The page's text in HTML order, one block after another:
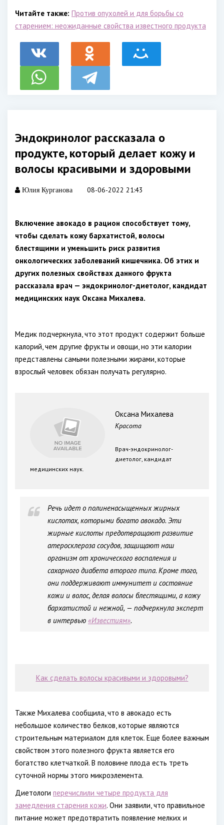
Читайте также: Против опухолей и для борьбы со
старением: неожиданные свойства известного продукта
Эндокринолог рассказала о
продукте, который делает кожу и
волосы красивыми и здоровыми
Юлия Курганова 08-06-2022 21:43
Включение авокадо в рацион способствует тому,
чтобы сделать кожу бархатистой, волосы
блестящими и уменьшить риск развития
онкологических заболеваний кишечника. Об этих и
других полезных свойствах данного фрукта
рассказала врач — эндокринолог-диетолог, кандидат
медицинских наук Оксана Михалева.
Медик подчеркнула, что этот продукт содержит больше
калорий, чем другие фрукты и овощи, но эти калории
представлены самыми полезными жирами, которые
взрослый человек обязан получать регулярно.
Оксана Михалева
Красота
Врач-эндокринолог-
диетолог, кандидат
медицинских наук.
Речь идет о полиненасыщенных жирных
кислотах, которыми богато авокадо. Эти
жирные кислоты предотвращают развитие
атеросклероза сосудов, защищают наш
организм от хронического воспаления и
сахарного диабета второго типа. Кроме того,
они поддерживают иммунитет и состояние
кожи и волос, делая волосы блестящими, а кожу
бархатистой и нежной, — подчеркнула эксперт
в интервью «Известиям».
Как сделать волосы красивыми и здоровыми?
Также Михалева сообщила, что в авокадо есть
небольшое количество белков, которые являются
строительным материалом для клеток. Еще более важным
свойством этого полезного фрукта является его
богатство клетчаткой. В половине плода есть треть
суточной нормы этого микроэлемента.
Диетологи перечислили четыре продукта для
замедления старения кожи. Они заявили, что правильное
питание может предотвратить появление мелких и